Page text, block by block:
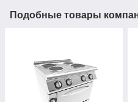
Подобные товары